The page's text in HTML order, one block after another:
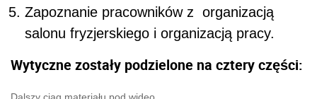
Zapoznanie pracowników z organizacją
salonu fryzjerskiego i organizacją pracy.
Wytyczne zostały podzielone na cztery części: